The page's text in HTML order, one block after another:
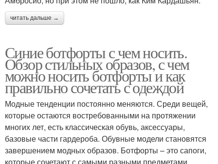
читать дальше →
Синие ботфорты с чем носить.
Обзор стильных образов, с чем
можно носить ботфорты и как
правильно сочетать с одеждой
Модные тенденции постоянно меняются. Среди вещей,
которые остаются востребованными на протяжении
многих лет, есть классическая обувь, аксессуары,
базовые части гардероба. Обувные модели становятся
завершением модных образов. Ботфорты – это сапоги,